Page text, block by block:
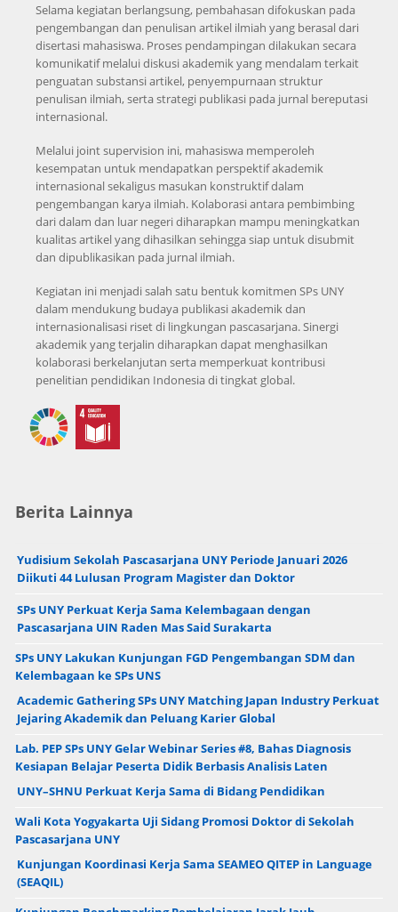
Selama kegiatan berlangsung, pembahasan difokuskan pada
pengembangan dan penulisan artikel ilmiah yang berasal dari
disertasi mahasiswa. Proses pendampingan dilakukan secara
komunikatif melalui diskusi akademik yang mendalam terkait
penguatan substansi artikel, penyempurnaan struktur
penulisan ilmiah, serta strategi publikasi pada jurnal bereputasi
internasional.
Melalui joint supervision ini, mahasiswa memperoleh
kesempatan untuk mendapatkan perspektif akademik
internasional sekaligus masukan konstruktif dalam
pengembangan karya ilmiah. Kolaborasi antara pembimbing
dari dalam dan luar negeri diharapkan mampu meningkatkan
kualitas artikel yang dihasilkan sehingga siap untuk disubmit
dan dipublikasikan pada jurnal ilmiah.
Kegiatan ini menjadi salah satu bentuk komitmen SPs UNY
dalam mendukung budaya publikasi akademik dan
internasionalisasi riset di lingkungan pascasarjana. Sinergi
akademik yang terjalin diharapkan dapat menghasilkan
kolaborasi berkelanjutan serta memperkuat kontribusi
penelitian pendidikan Indonesia di tingkat global.
Berita Lainnya
Yudisium Sekolah Pascasarjana UNY Periode Januari 2026
Diikuti 44 Lulusan Program Magister dan Doktor
SPs UNY Perkuat Kerja Sama Kelembagaan dengan
Pascasarjana UIN Raden Mas Said Surakarta
SPs UNY Lakukan Kunjungan FGD Pengembangan SDM dan
Kelembagaan ke SPs UNS
Academic Gathering SPs UNY Matching Japan Industry Perkuat
Jejaring Akademik dan Peluang Karier Global
Lab. PEP SPs UNY Gelar Webinar Series #8, Bahas Diagnosis
Kesiapan Belajar Peserta Didik Berbasis Analisis Laten
UNY–SHNU Perkuat Kerja Sama di Bidang Pendidikan
Wali Kota Yogyakarta Uji Sidang Promosi Doktor di Sekolah
Pascasarjana UNY
Kunjungan Koordinasi Kerja Sama SEAMEO QITEP in Language
(SEAQIL)